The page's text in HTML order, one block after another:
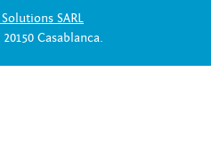
SARL
Casablanca.